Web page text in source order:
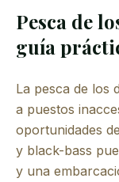
Pesca de
guía
La pesca de los
a puestos
oportunidades
y black-bass
y una